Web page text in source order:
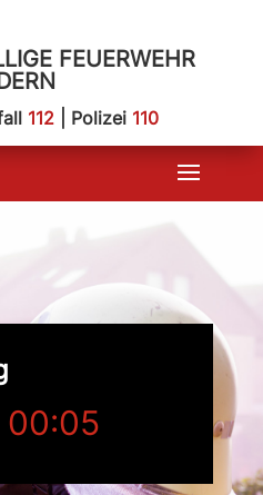
FEUERWEHR
112| Polizei 110
00:05